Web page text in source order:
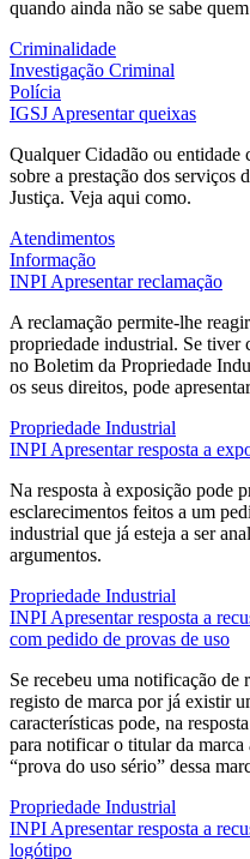
quando ainda não se sabe
Criminalidade
Investigação Criminal
Polícia
IGSJ Apresentar queixas
Qualquer Cidadão ou entidade
sobre a prestação dos serviços
Justiça. Veja aqui como.
Atendimentos
Informação
INPI Apresentar reclamação
A reclamação permite-lhe
propriedade industrial. Se tiver
no Boletim da Propriedade
os seus direitos, pode
Propriedade Industrial
INPI Apresentar resposta a
Na resposta à exposição pode
esclarecimentos feitos a um
industrial que já esteja a ser
argumentos.
Propriedade Industrial
INPI Apresentar resposta a
com pedido de provas de uso
Se recebeu uma notificação de
registo de marca por já existir
características pode, na
para notificar o titular da marca
“prova do uso sério” dessa
Propriedade Industrial
INPI Apresentar resposta a
logótipo